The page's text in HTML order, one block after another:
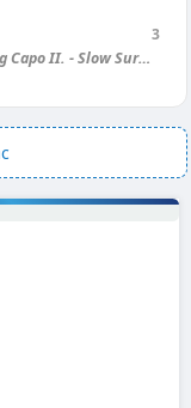
♪ CHỈ CÒN BIỂN THÔI - Huy Cường Capo II. - Slow Surf [C] | [Am] | [Am] |...
3